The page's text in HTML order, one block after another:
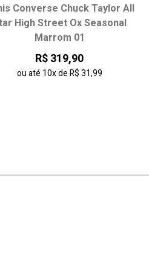
Converse Chuck Taylor All
High Street Ox Seasonal
Marrom 01
R$ 319,90
ou até 10xdeR$ 31,99